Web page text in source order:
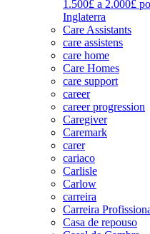
1.500£ a 2.000£
Inglaterra
Care Assistants
care assistens
care home
Care Homes
care support
career
career progression
Caregiver
Caremark
carer
cariaco
Carlisle
Carlow
carreira
Carreira
Casa de repouso